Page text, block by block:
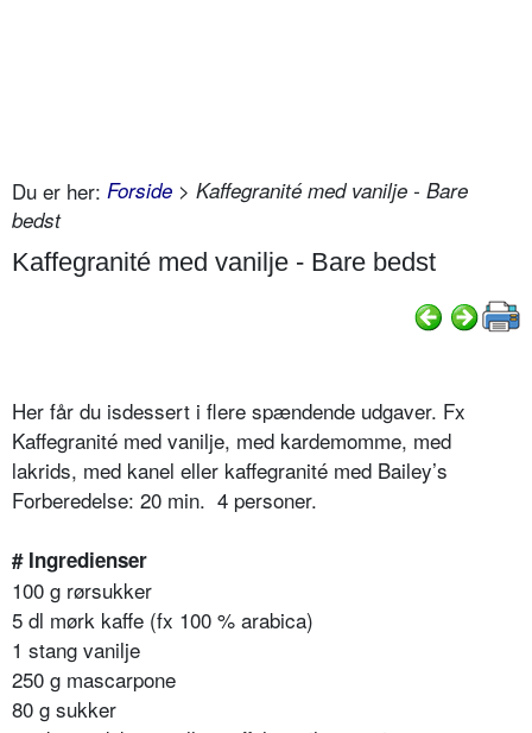
Du er her: Forside > Kaffegranité med vanilje - Bare
bedst
Kaffegranité med vanilje - Bare bedst
Her får du isdessert i flere spændende udgaver. Fx
Kaffegranité med vanilje, med kardemomme, med
lakrids, med kanel eller kaffegranité med Bailey’s
Forberedelse: 20 min. 4 personer.
# Ingredienser
100 g rørsukker
5 dl mørk kaffe (fx 100 % arabica)
1 stang vanilje
250 g mascarpone
80 g sukker